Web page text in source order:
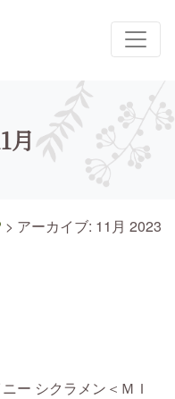
月
> アーカイブ: 11月 2023
ー シクラメン＜ＭＩ